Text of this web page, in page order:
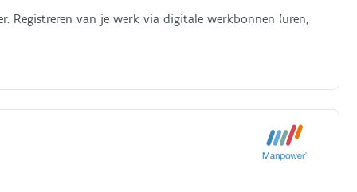
Registreren van je werk via digitale werkbonnen (uren,